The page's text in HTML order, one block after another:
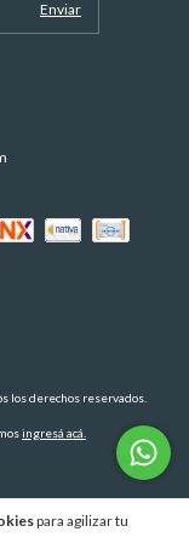
para agilizar tu
los derechos reservados.
ingresá acá.